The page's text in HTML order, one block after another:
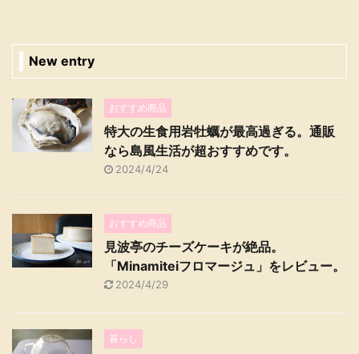
New entry
おすすめ商品
特大の生食用岩牡蠣が最高過ぎる。通販
なら島風生活が超おすすめです。
2024/4/24
おすすめ商品
見波亭のチーズケーキが絶品。
「Minamiteiフロマージュ」をレビュー。
2024/4/29
暮らし